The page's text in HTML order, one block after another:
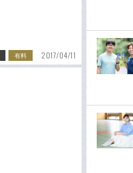
有料 2017/04/11